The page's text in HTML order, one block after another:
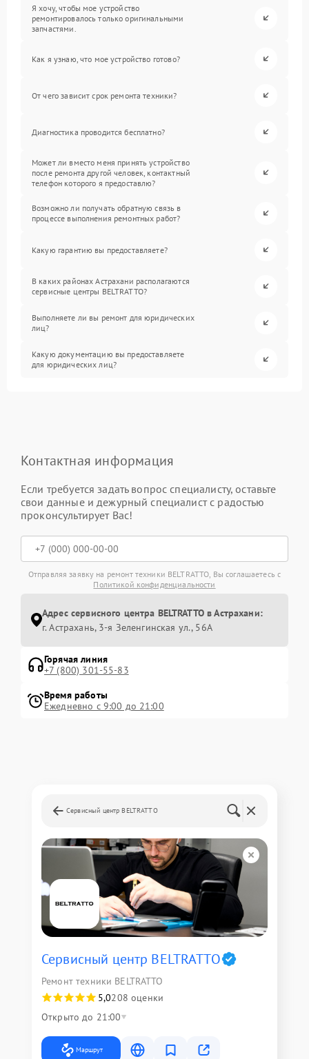
Я хочу, чтобы мое устройство
ремонтировалось только оригинальными
запчастями.
Как я узнаю, что мое устройство готово?
От чего зависит срок ремонта техники?
Диагностика проводится бесплатно?
Может ли вместо меня принять устройство
после ремонта другой человек, контактный
телефон которого я предоставлю?
Возможно ли получать обратную связь в
процессе выполнения ремонтных работ?
Какую гарантию вы предоставляете?
В каких районах Астрахани располагаются
сервисные центры BELTRATTO?
Выполняете ли вы ремонт для юридических
лиц?
Какую документацию вы предоставляете
для юридических лиц?
Контактная информация
Если требуется задать вопрос специалисту, оставьте
свои данные и дежурный специалист с радостью
проконсультирует Вас!
Отправляя заявку на ремонт техники BELTRATTO, Вы соглашаетесь с
Политикой конфиденциальности
Адрес сервисного центра BELTRATTO в Астрахани:
г. Астрахань, 3-я Зеленгинская ул., 56А
Горячая линия
+7 (800) 301-55-83
Время работы
Ежедневно с 9:00 до 21:00
Сервисный центр BELTRATTO
Сервисный центр BELTRATTO
Ремонт техники BELTRATTO
5,0208 оценки
Открыто до 21:00
Маршрут